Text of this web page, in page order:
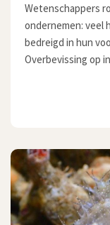
Wetenschappers
ondernemen: veel
bedreigd in hun
Overbevissing op